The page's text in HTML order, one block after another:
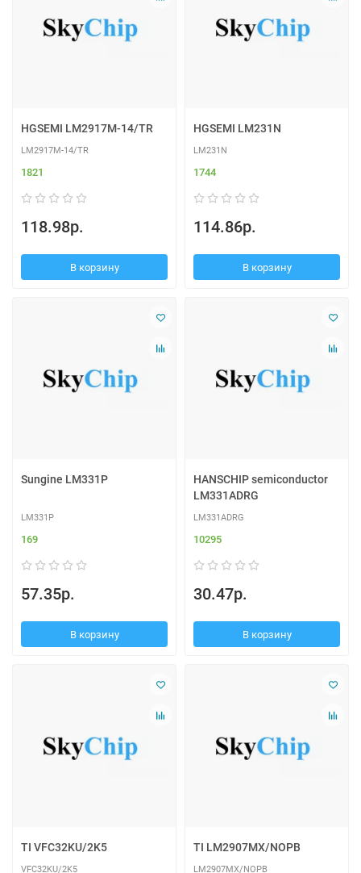
HGSEMI LM2917M-14/TR
LM2917M-14/TR
1821
118.98р.
В корзину
HGSEMI LM231N
LM231N
1744
114.86р.
В корзину
Sungine LM331P
LM331P
169
57.35р.
В корзину
HANSCHIP semiconductor
LM331ADRG
LM331ADRG
10295
30.47р.
В корзину
TI VFC32KU/2K5
VFC32KU/2K5
TI LM2907MX/NOPB
LM2907MX/NOPB